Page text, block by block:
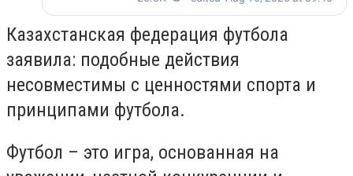
Казахстанская федерация футбола
заявила: подобные действия
несовместимы с ценностями спорта и
принципами футбола.
Футбол – это игра, основанная на